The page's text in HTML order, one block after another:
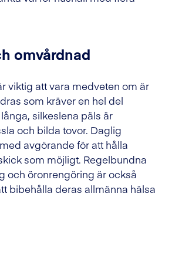
omvårdnad
viktig att vara medveten om är
som kräver en hel del
silkeslena päls är
och bilda tovor. Daglig
avgörande för att hålla
som möjligt. Regelbundna
och öronrengöring är också
bibehålla deras allmänna hälsa